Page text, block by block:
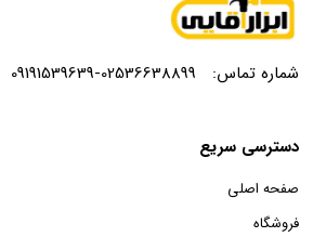
شماره تماس: 02536638899-09191539639
دسترسی سریع
صفحه اصلی
فروشگاه